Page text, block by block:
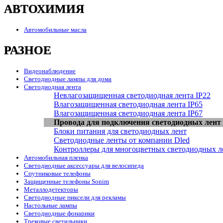
АВТОХИМИЯ
Автомобильные масла
РАЗНОЕ
Видеонаблюдение
Светодиодные лампы для дома
Светодиодная лента
Невлагозащищенная светодиодная лента IP22
Влагозащищенная светодиодная лента IP65
Влагозащищенная светодиодная лента IP67
Провода для подключения светодиодных лент
Блоки питания для светодиодных лент
Светодиодные ленты от компании Dled
Контроллеры для многоцветных светодиодных
Автомобильная пленка
Светодиодные аксессуары для велосипеда
Спутниковые телефоны
Защищенные телефоны Sonim
Металлодетекторы
Светодиодные пиксели для рекламы
Настольные лампы
Светодиодные фонарики
Трековые светильники